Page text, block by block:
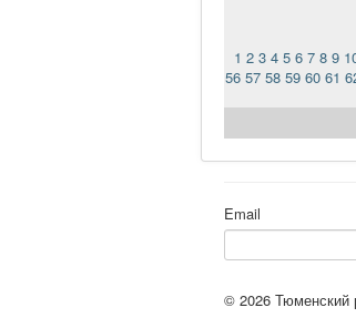
1 2 3 4 5 6 7 8 9
56 57 58 59 60 61
Email
© 2026 Тюменский